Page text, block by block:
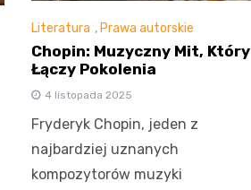
Literatura , Prawa autorskie
Chopin: Muzyczny Mit, Który
Łączy Pokolenia
4 listopada 2025
Fryderyk Chopin, jeden z
najbardziej uznanych
kompozytorów muzyki